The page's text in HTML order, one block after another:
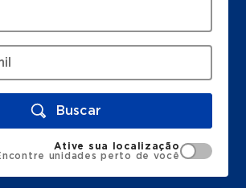
Buscar
Ative sua localização
unidades perto de você